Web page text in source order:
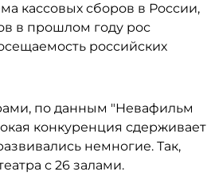
кассовых сборов в России,
в прошлом году рос
российских
по данным "Невафильм
конкуренция сдерживает
немногие. Так,
с 26 залами.